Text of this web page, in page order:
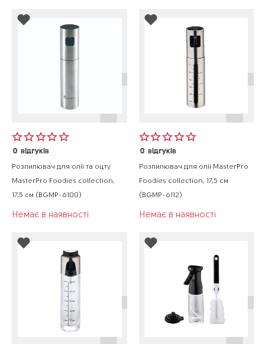
0 відгуків
Розпилювач для олії та оцту
MasterPro Foodies collection,
17,5 см (BGMP-6100)
Немає в наявності
0 відгуків
Розпилювач для олії MasterPro
Foodies collection, 17,5 см
(BGMP-6112)
Немає в наявності